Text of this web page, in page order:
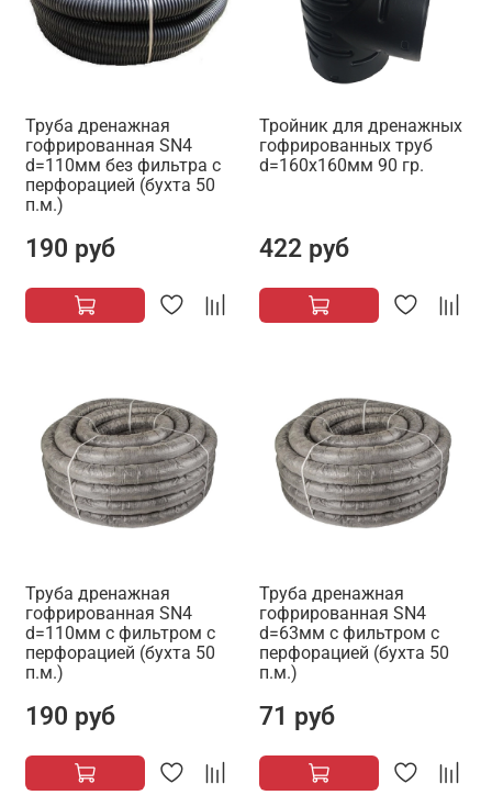
Труба дренажная
гофрированная SN4
d=110мм без фильтра с
перфорацией (бухта 50
п.м.)
190 руб
Тройник для дренажных
гофрированных труб
d=160х160мм 90 гр.
422 руб
Труба дренажная
гофрированная SN4
d=110мм с фильтром с
перфорацией (бухта 50
п.м.)
190 руб
Труба дренажная
гофрированная SN4
d=63мм с фильтром с
перфорацией (бухта 50
п.м.)
71 руб